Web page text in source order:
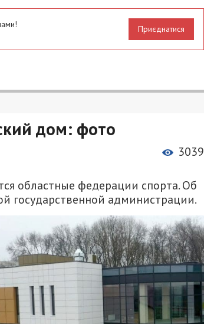
Приєднатися
дом: фото
3039
областные федерации спорта. Об
государственной администрации.